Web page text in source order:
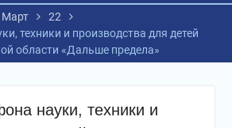
Март
22
техники и производства для детей
области «Дальше предела»
науки, техники и